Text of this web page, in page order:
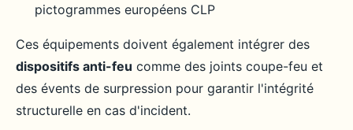
pictogrammes européens CLP
Ces équipements doivent également intégrer des
dispositifs anti-feu comme des joints coupe-feu et
des évents de surpression pour garantir l'intégrité
structurelle en cas d'incident.